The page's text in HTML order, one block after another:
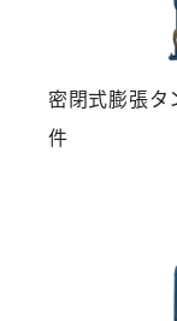
密閉式膨張タ
件